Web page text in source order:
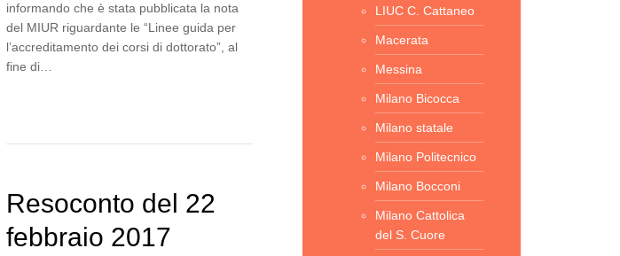
informando che è stata pubblicata la nota
del MIUR riguardante le “Linee guida per
l’accreditamento dei corsi di dottorato”, al
fine di…
Resoconto del 22
febbraio 2017
LIUC C. Cattaneo
Macerata
Messina
Milano Bicocca
Milano statale
Milano Politecnico
Milano Bocconi
Milano Cattolica
del S. Cuore